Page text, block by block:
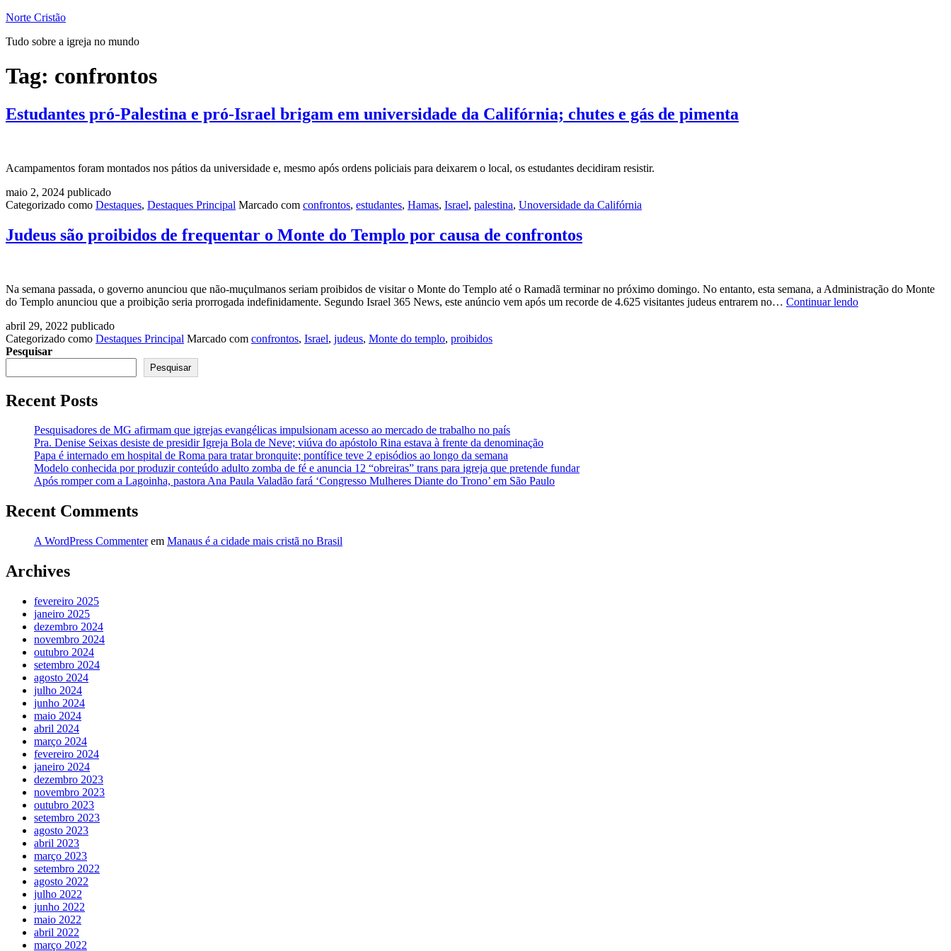
Pular
o
Norte Cristão
Tudo sobre a igreja no mundo
Tag: confrontos
Estudantes pró-Palestina e pró-Israel brigam em universidade da Califórnia; chutes e gás de pimenta
Acampamentos foram montados nos pátios da universidade e, mesmo após ordens policiais para deixarem o local, os estudantes decidiram resistir.
maio 2, 2024 publicado
Categorizado como Destaques, Destaques Principal Marcado com confrontos, estudantes, Hamas, Israel, palestina, Unoversidade da Califórnia
Judeus são proibidos de frequentar o Monte do Templo por causa de confrontos
Na semana passada, o governo anunciou que não-muçulmanos seriam proibidos de visitar o Monte do Templo até o Ramadã terminar no próximo domingo. No entanto, esta semana, a Administração do Monte
do Templo anunciou que a proibição seria prorrogada indefinidamente. Segundo Israel 365 News, este anúncio vem após um recorde de 4.625 visitantes judeus entrarem no… Continuar lendoJudeus
abril 29, 2022 publicado
Categorizado como Destaques Principal Marcado com confrontos, Israel, judeus, Monte do templo, proibidos
Pesquisar
Pesquisar
Recent Posts
Pesquisadores de MG afirmam que igrejas evangélicas impulsionam acesso ao mercado de trabalho no país
Pra. Denise Seixas desiste de presidir Igreja Bola de Neve; viúva do apóstolo Rina estava à frente da denominação
Papa é internado em hospital de Roma para tratar bronquite; pontífice teve 2 episódios ao longo da semana
Modelo conhecida por produzir conteúdo adulto zomba de fé e anuncia 12 “obreiras” trans para igreja que pretende fundar
Após romper com a Lagoinha, pastora Ana Paula Valadão fará ‘Congresso Mulheres Diante do Trono’ em São Paulo
Recent Comments
A WordPress Commenterem Manaus é a cidade mais cristã no Brasil
Archives
fevereiro 2025
janeiro 2025
dezembro 2024
novembro 2024
outubro 2024
setembro 2024
agosto 2024
julho 2024
junho 2024
maio 2024
abril 2024
março 2024
fevereiro 2024
janeiro 2024
dezembro 2023
novembro 2023
outubro 2023
setembro 2023
agosto 2023
abril 2023
março 2023
setembro 2022
agosto 2022
julho 2022
junho 2022
maio 2022
abril 2022
março 2022